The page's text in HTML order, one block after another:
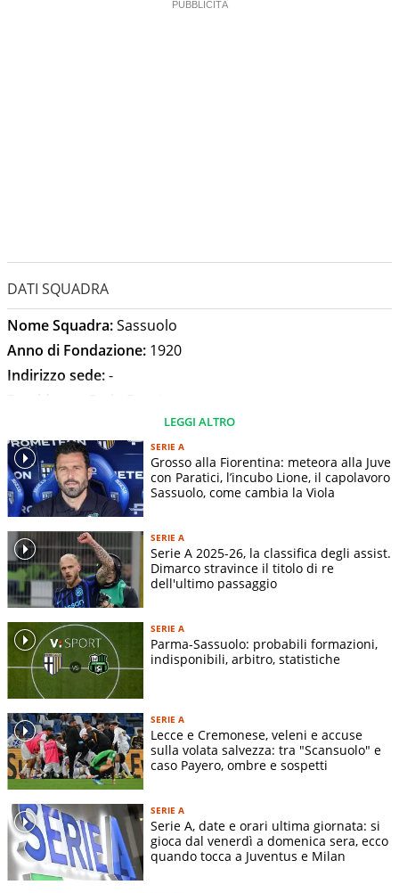
DATI SQUADRA
Nome Squadra:Sassuolo
Anno di Fondazione: 1920
Indirizzo sede:-
Presidente:
Alberto Aquilani
Stadio:MAPEI Stadium - Città del Tricolore
Capienza Stadio:23717
Indirizzo stadio:-
Dimensioni terreno di gioco: -
STORIA SQUADRA
Colore della maglia del Sassuolo: Nero e verde a strisce
verticali.
La primissima divisa del Sassuolo era giallo e rosso, colori
dello stemma comunale della città
Soprannomi del Sassuolo:
Rivalità più forti:Carpi, Modena ed Empoli
La Storia del Sassuolo
Chi ha fondato il Sassuolo
La società neroverde viene fondata nel 1920 con la
denominazione diSassuolo Football Club,partecipando per
molti anni solamente a tornei dilettantistici locali. L'attuale
LEGGI ALTRO
SERIE A
Grosso alla Fiorentina: meteora alla Juve
con Paratici, l’incubo Lione, il capolavoro
Sassuolo, come cambia la Viola
SERIE A
Serie A 2025-26, la classifica degli assist.
Dimarco stravince il titolo di re
dell'ultimo passaggio
SERIE A
Parma-Sassuolo: probabili formazioni,
indisponibili, arbitro, statistiche
SERIE A
Lecce e Cremonese, veleni e accuse
sulla volata salvezza: tra "Scansuolo" e
caso Payero, ombre e sospetti
SERIE A
Serie A, date e orari ultima giornata: si
gioca dal venerdì a domenica sera, ecco
quando tocca a Juventus e Milan